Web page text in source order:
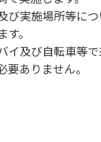
実施場所等につ
。
及び自転車等で
ありません。